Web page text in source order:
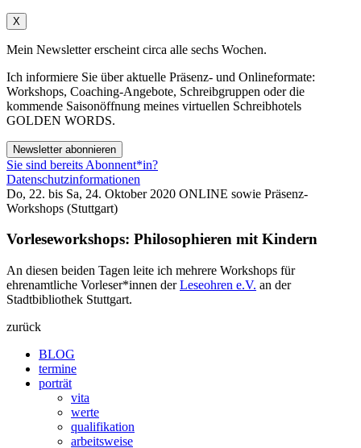
X
Mein Newsletter erscheint circa alle sechs Wochen.
Ich informiere Sie über aktuelle Präsenz- und Onlineformate:
Workshops, Coaching-Angebote, Schreibgruppen oder die
kommende Saisonöffnung meines virtuellen Schreibhotels
GOLDEN WORDS.
Newsletter abonnieren
Sie sind bereits Abonnent*in?
Datenschutzinformationen
Do, 22. bis Sa, 24. Oktober 2020 ONLINE sowie Präsenz-
Workshops (Stuttgart)
Vorleseworkshops: Philosophieren mit Kindern
An diesen beiden Tagen leite ich mehrere Workshops für
ehrenamtliche Vorleser*innen derLeseohren e.V. an der
Stadtbibliothek Stuttgart.
zurück
BLOG
termine
porträt
vita
werte
qualifikation
arbeitsweise